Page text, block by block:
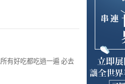
有好吃都吃過一遍 必去